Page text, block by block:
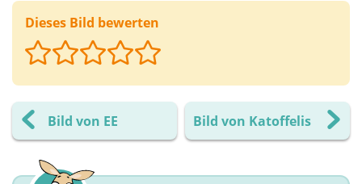
Dieses Bild bewerten
Bild von EE Bild von Katoffelis